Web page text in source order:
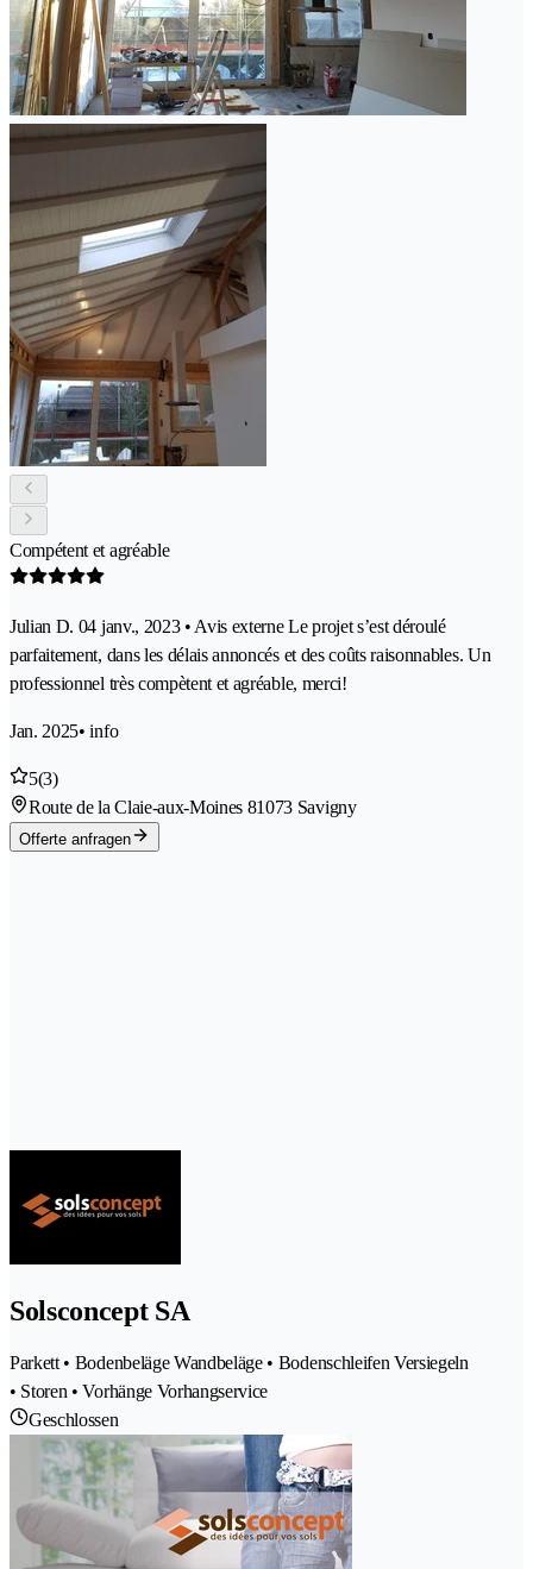
Compétent et agréable
Julian D. 04 janv., 2023 • Avis externe Le projet s’est déroulé
parfaitement, dans les délais annoncés et des coûts raisonnables. Un
professionnel très compètent et agréable, merci!
Jan. 2025• info
5(3)
Route de la Claie-aux-Moines 81073 Savigny
Offerte anfragen
Solsconcept SA
Parkett • Bodenbeläge Wandbeläge • Bodenschleifen Versiegeln
• Storen • Vorhänge Vorhangservice
Geschlossen